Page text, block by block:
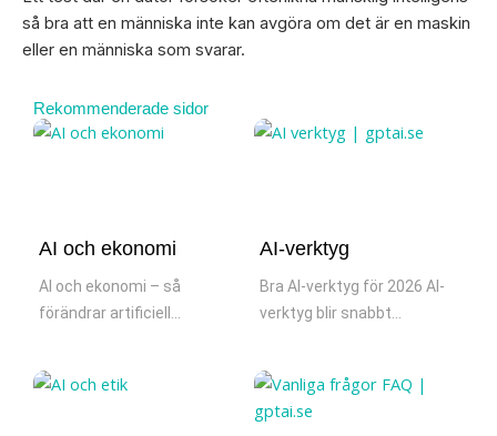
så bra att en människa inte kan avgöra om det är en maskin
eller en människa som svarar.
Rekommenderade sidor
AI och ekonomi
AI och ekonomi – så
förändrar artificiell...
AI-verktyg
Bra AI-verktyg för 2026 AI-
verktyg blir snabbt...